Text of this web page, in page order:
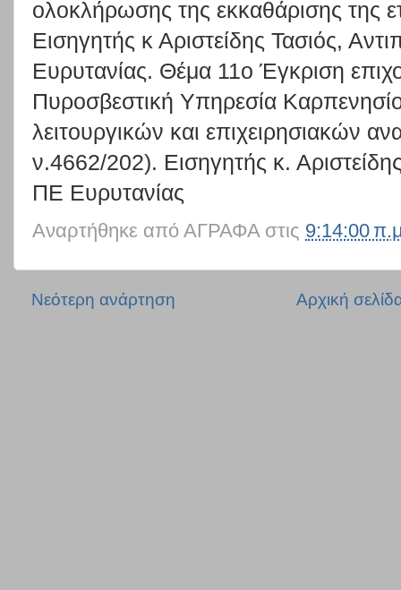
ολοκλήρωσης της εκκαθάρισης της
Εισηγητής κ Αριστείδης Τασιός,
Ευρυτανίας. Θέμα 11ο Έγκριση
Πυροσβεστική Υπηρεσία
λειτουργικών και επιχειρησιακών
ν.4662/202). Εισηγητής κ.
ΠΕ Ευρυτανίας
Αναρτήθηκε από ΑΓΡΑΦΑ στις 9:14:00
Νεότερη ανάρτηση Αρχική